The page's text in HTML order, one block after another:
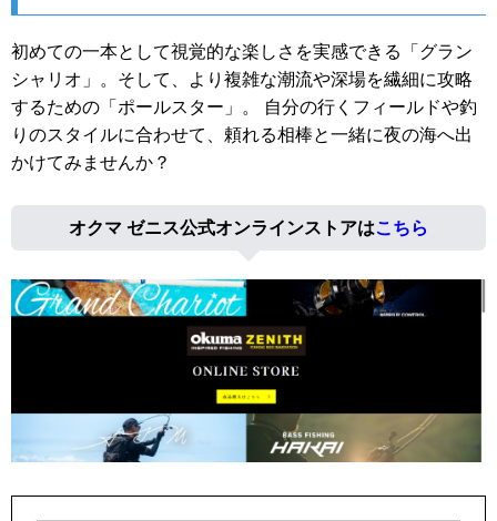
初めての一本として視覚的な楽しさを実感できる「グラン
シャリオ」。そして、より複雑な潮流や深場を繊細に攻略
するための「ポールスター」。 自分の行くフィールドや釣
りのスタイルに合わせて、頼れる相棒と一緒に夜の海へ出
かけてみませんか？
オクマ ゼニス公式オンラインストアはこちら